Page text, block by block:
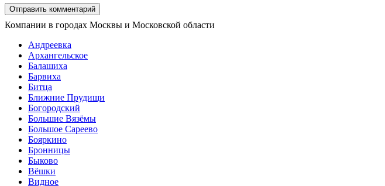
Компании в городах Москвы и Московской области
Андреевка
Архангельское
Балашиха
Барвиха
Битца
Ближние Прудищи
Богородский
Большие Вязёмы
Большое Сареево
Бояркино
Бронницы
Быково
Вёшки
Видное